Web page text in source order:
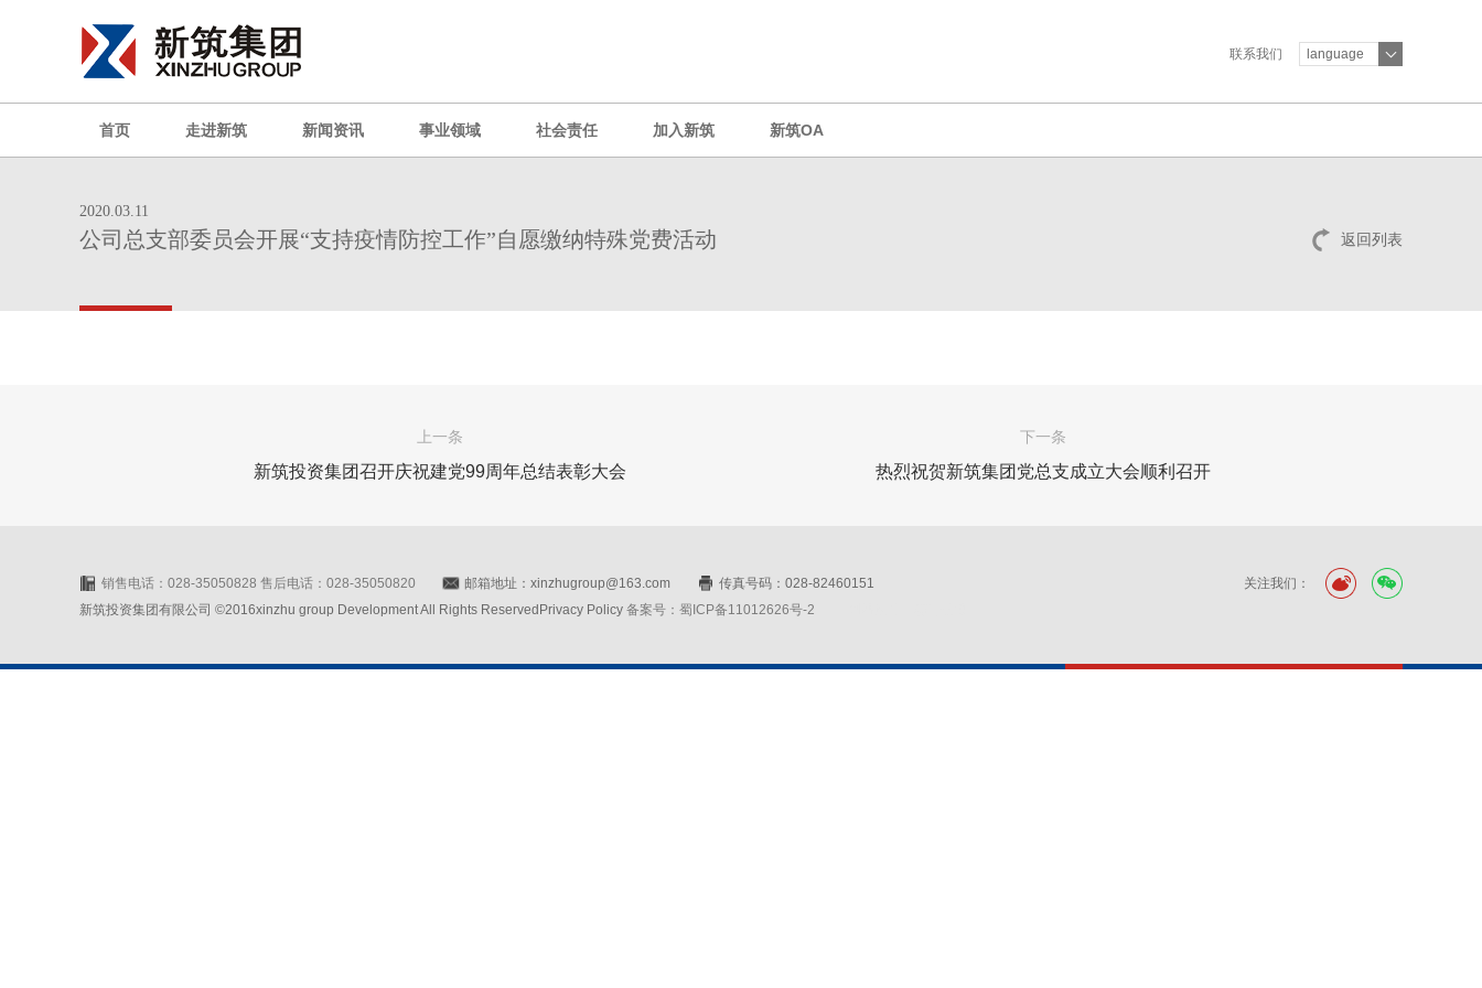
联系我们 language
首页 走进新筑 新闻资讯 事业领域 社会责任 加入新筑 新筑OA
返回列表
2020.03.11
公司总支部委员会开展“支持疫情防控工作”自愿缴纳特殊党费活动
上一条
新筑投资集团召开庆祝建党99周年总结表彰大会
下一条
热烈祝贺新筑集团党总支成立大会顺利召开
关注我们：
销售电话：028-35050828 售后电话：028-35050820 邮箱地址：xinzhugroup@163.com
传真号码：028-82460151
新筑投资集团有限公司 ©2016xinzhu group Development All Rights ReservedPrivacy Policy 备案号：蜀ICP备11012626号-2